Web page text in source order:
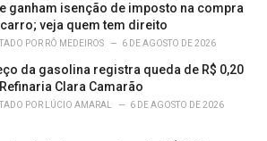
ganham isenção de imposto na compra
veja quem tem direito
POR RÔ MEDEIROS 6 DE AGOSTO DE 2026
da gasolina registra queda de R$ 0,20
Clara Camarão
POR LÚCIO AMARAL 6 DE AGOSTO DE 2026